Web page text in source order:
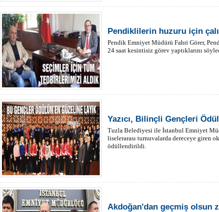
Pendiklilerin huzuru için
Pendik Emniyet Müdürü Fahri Görer,
24 saat kesintisiz görev yaptıklarını
Yazıcı, Bilinçli Gençleri
Tuzla Belediyesi ile İstanbul Emniyet
liselerarası turnuvalarda dereceye giren
ödüllendirildi.
Akdoğan'dan geçmiş olsun